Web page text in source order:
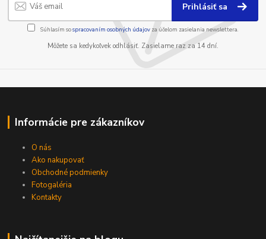
Prihlásiť sa
Súhlasím sospracovaním osobných údajov za účelom zasielania newslettera.
Môžete sa kedykoľvek odhlásiť. Zasielame raz za 14 dní.
Informácie pre zákazníkov
O nás
Ako nakupovať
Obchodné podmienky
Fotogaléria
Kontakty